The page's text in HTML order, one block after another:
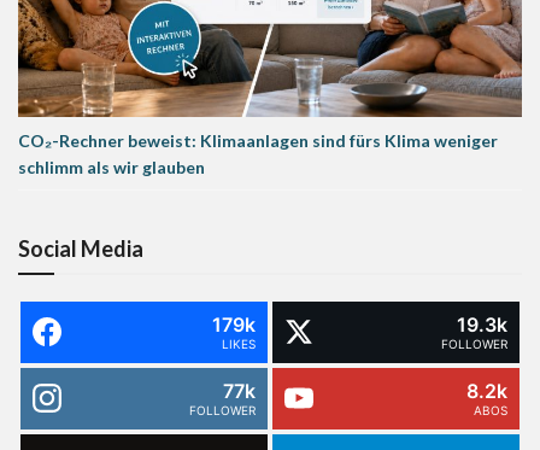
CO₂-Rechner beweist: Klimaanlagen sind fürs Klima weniger
schlimm als wir glauben
Social Media
179k
LIKES
19.3k
FOLLOWER
77k
FOLLOWER
8.2k
ABOS